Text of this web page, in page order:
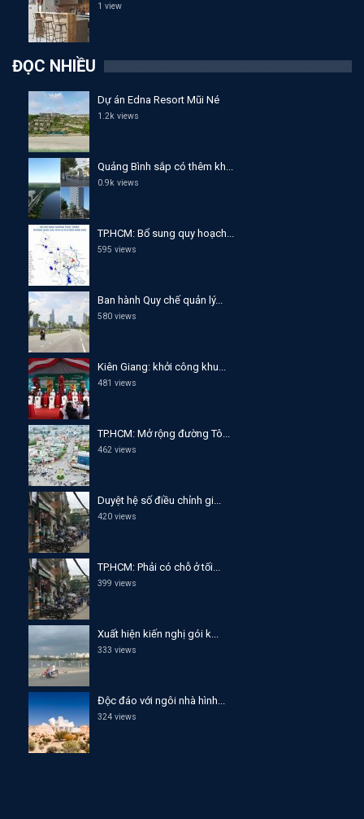
1 view
ĐỌC NHIỀU
Dự án Edna Resort Mũi Né
1.2k views
Quảng Bình sắp có thêm kh...
0.9k views
TP.HCM: Bổ sung quy hoạch...
595 views
Ban hành Quy chế quản lý...
580 views
Kiên Giang: khởi công khu...
481 views
TP.HCM: Mở rộng đường Tô...
462 views
Duyệt hệ số điều chỉnh gi...
420 views
TP.HCM: Phải có chỗ ở tối...
399 views
Xuất hiện kiến nghị gói k...
333 views
Độc đáo với ngôi nhà hình...
324 views